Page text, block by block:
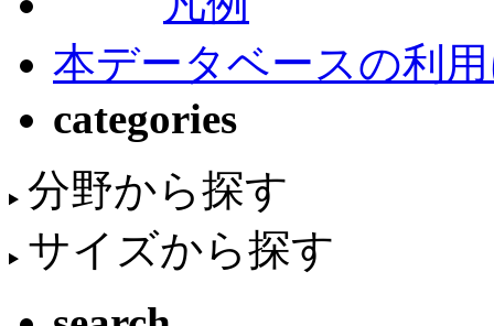
本データベースの利
categories
分野から探す
サイズから探す